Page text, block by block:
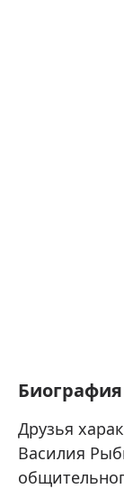
Биография
Друзья
Василия